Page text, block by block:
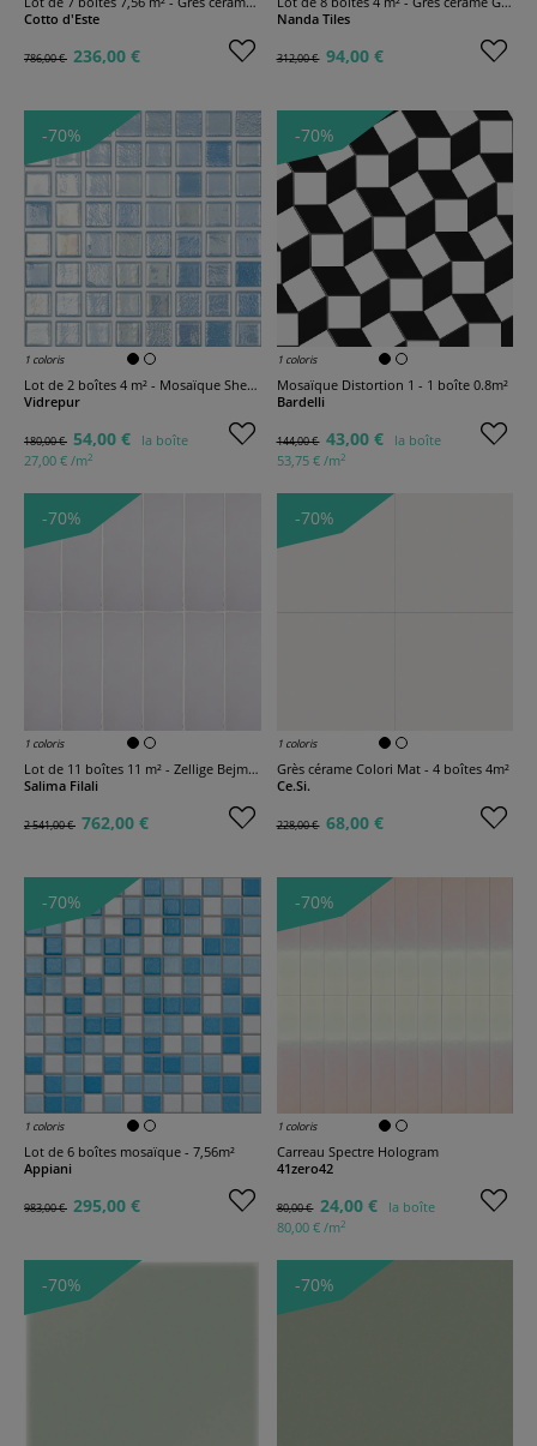
Cotto d'Este
786,00 € 236,00 €
Nanda Tiles
312,00 € 94,00 €
-70%
1 coloris
Lot de 2 boîtes 4 m² - Mosaïque Shell 38 mm
Vidrepur
180,00 € 54,00 €
la boîte
27,00 € /m2
-70%
1 coloris
Mosaïque Distortion 1 - 1 boîte 0.8m²
Bardelli
144,00 € 43,00 €
la boîte
53,75 € /m2
-70%
1 coloris
Lot de 11 boîtes 11 m² - Zellige Bejmat Color
Salima Filali
2 541,00 € 762,00 €
-70%
1 coloris
Grès cérame Colori Mat - 4 boîtes 4m²
Ce.Si.
228,00 € 68,00 €
-70%
1 coloris
Lot de 6 boîtes mosaïque - 7,56m²
Appiani
983,00 € 295,00 €
-70%
1 coloris
Carreau Spectre Hologram
41zero42
80,00 € 24,00 €
la boîte
80,00 € /m2
-70% -70%